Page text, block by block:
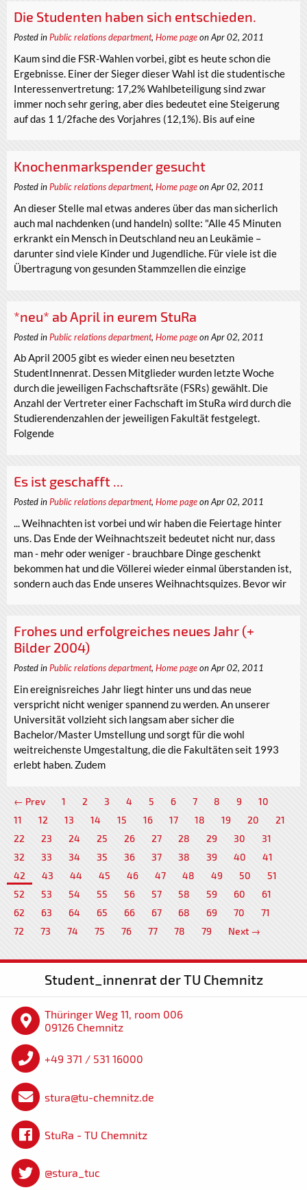
Die Studenten haben sich entschieden.
Posted in Public relations department, Home pageon Apr 02, 2011
Kaum sind die FSR-Wahlen vorbei, gibt es heute schon die
Ergebnisse. Einer der Sieger dieser Wahl ist die studentische
Interessenvertretung: 17,2% Wahlbeteiligung sind zwar
immer noch sehr gering, aber dies bedeutet eine Steigerung
auf das 1 1/2fache des Vorjahres (12,1%). Bis auf eine
Knochenmarkspender gesucht
Posted inPublic relations department, Home pageon Apr 02, 2011
An dieser Stelle mal etwas anderes über das man sicherlich
auch mal nachdenken (und handeln) sollte: "Alle 45 Minuten
erkrankt ein Mensch in Deutschland neu an Leukämie –
darunter sind viele Kinder und Jugendliche. Für viele ist die
Übertragung von gesunden Stammzellen die einzige
*neu* ab April in eurem StuRa
Posted in Public relations department, Home pageon Apr 02, 2011
Ab April 2005 gibt es wieder einen neu besetzten
StudentInnenrat. Dessen Mitglieder wurden letzte Woche
durch die jeweiligen Fachschaftsräte (FSRs) gewählt. Die
Anzahl der Vertreter einer Fachschaft im StuRa wird durch die
Studierendenzahlen der jeweiligen Fakultät festgelegt.
Folgende
Es ist geschafft ...
Posted in Public relations department, Home pageon Apr 02, 2011
... Weihnachten ist vorbei und wir haben die Feiertage hinter
uns. Das Ende der Weihnachtszeit bedeutet nicht nur, dass
man - mehr oder weniger - brauchbare Dinge geschenkt
bekommen hat und die Völlerei wieder einmal überstanden ist,
sondern auch das Ende unseres Weihnachtsquizes. Bevor wir
Frohes und erfolgreiches neues Jahr (+
Bilder 2004)
Posted inPublic relations department, Home pageon Apr 02, 2011
Ein ereignisreiches Jahr liegt hinter uns und das neue
verspricht nicht weniger spannend zu werden. An unserer
Universität vollzieht sich langsam aber sicher die
Bachelor/Master Umstellung und sorgt für die wohl
weitreichenste Umgestaltung, die die Fakultäten seit 1993
erlebt haben. Zudem
← Prev 1 2 3 4 5 6 7 8 9
10
11
12 13 14 15 16 17 18 19 20
21
22
23 24 25 26 27 28 29 30
31
32
33 34 35 36 37 38 39 40
41
42
43 44 45 46 47 48 49 50
51
52
53 54 55 56 57 58 59 60
61
62
63 64 65 66 67 68 69 70
71
72
73 74 75 76 77 78 79 Next →
Student_innenrat der TU Chemnitz
Thüringer Weg 11, room 006
09126 Chemnitz
+49 371 / 531 16000
stura@tu-chemnitz.de
StuRa - TU Chemnitz
@stura_tuc